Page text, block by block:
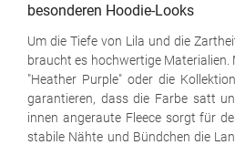
besonderen Hoodie-Looks
Um die Tiefe von Lila und die
braucht es hochwertige Materialien.
"Heather Purple" oder die
garantieren, dass die Farbe satt
innen angeraute Fleece sorgt für
stabile Nähte und Bündchen die